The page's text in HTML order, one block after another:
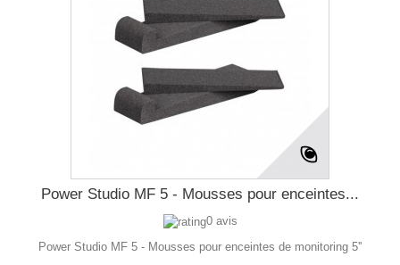
Power Studio MF 5 - Mousses pour enceintes...
0 avis
Power Studio MF 5 - Mousses pour enceintes de monitoring 5''